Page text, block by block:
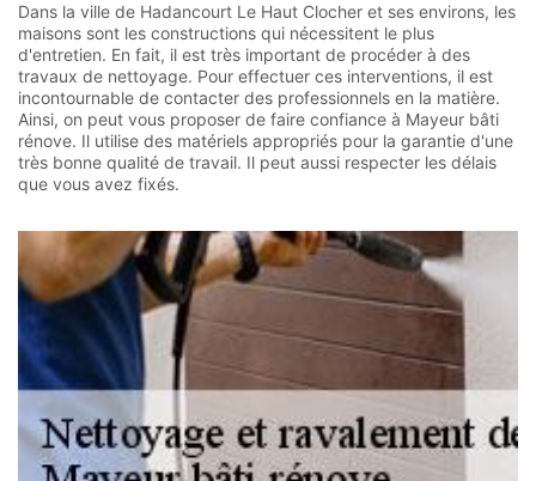
Dans la ville de Hadancourt Le Haut Clocher et ses environs, les
maisons sont les constructions qui nécessitent le plus
d'entretien. En fait, il est très important de procéder à des
travaux de nettoyage. Pour effectuer ces interventions, il est
incontournable de contacter des professionnels en la matière.
Ainsi, on peut vous proposer de faire confiance à Mayeur bâti
rénove. Il utilise des matériels appropriés pour la garantie d'une
très bonne qualité de travail. Il peut aussi respecter les délais
que vous avez fixés.